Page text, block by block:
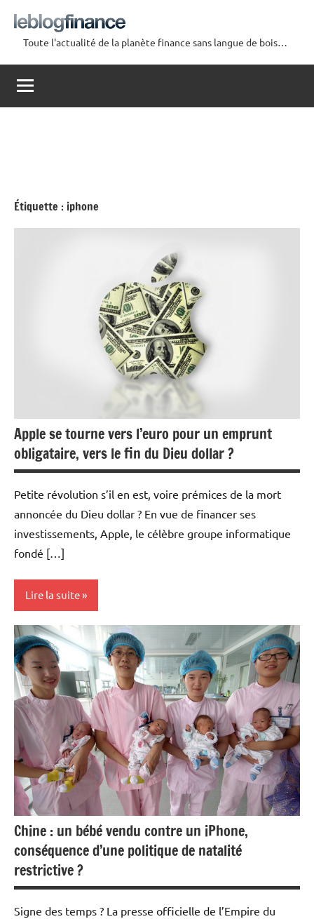
contenu
Le
Blog
Finance
Toute l'actualité de la planète finance sans langue de bois…
Étiquette : iphone
Apple se tourne vers l’euro pour un emprunt
obligataire, vers le fin du Dieu dollar ?
Petite révolution s’il en est, voire prémices de la mort
annoncée du Dieu dollar ? En vue de financer ses
investissements, Apple, le célèbre groupe informatique
fondé […]
Lire la suite
Actualités
Economie
Chine : un bébé vendu contre un iPhone,
conséquence d’une politique de natalité
restrictive ?
Signe des temps ? La presse officielle de l’Empire du